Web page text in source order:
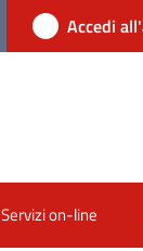
Accedi
Servizi on-line